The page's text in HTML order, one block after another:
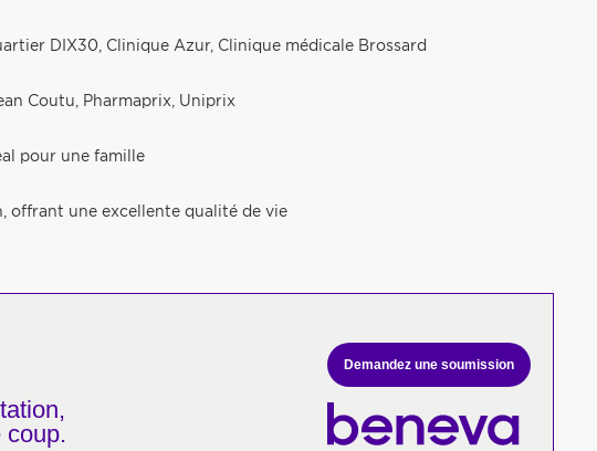
DIX30, Clinique Azur, Clinique médicale Brossard
Coutu, Pharmaprix, Uniprix
pour une famille
offrant une excellente qualité de vie
coup.
Demandez une soumission